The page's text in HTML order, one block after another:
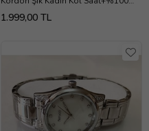
Çelik İncili Kolye Hediye (Altın Rengi)
1.999,00 TL